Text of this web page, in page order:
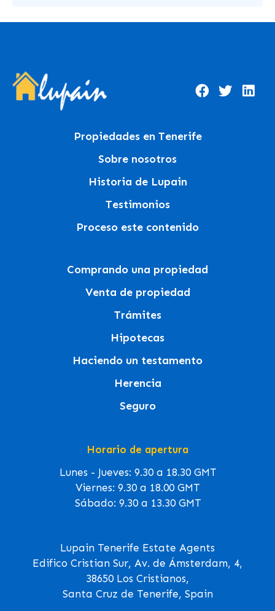
Propiedades en Tenerife
Sobre nosotros
Historia de Lupain
Testimonios
Proceso este contenido
Comprando una propiedad
Venta de propiedad
Trámites
Hipotecas
Haciendo un testamento
Herencia
Seguro
Horario de apertura
Lunes - Jueves: 9.30 a 18.30 GMT
Viernes: 9.30 a 18.00 GMT
Sábado: 9.30 a 13.30 GMT
Lupain Tenerife Estate Agents
Edifico Cristian Sur, Av. de Ámsterdam, 4,
38650 Los Cristianos,
Santa Cruz de Tenerife, Spain